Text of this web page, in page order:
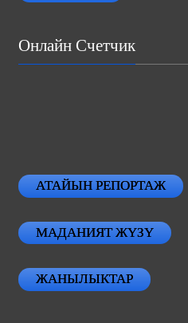
Онлайн Счетчик
АТАЙЫН РЕПОРТАЖ
МАДАНИЯТ ЖҮЗҮ
ЖАНЫЛЫКТАР